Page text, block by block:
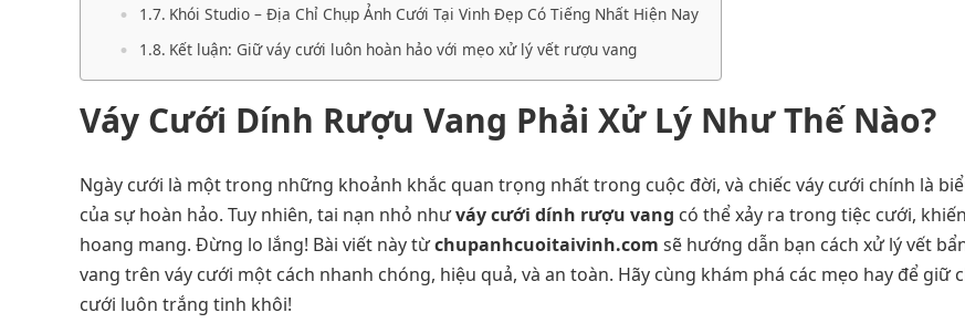
Khói Studio – Địa Chỉ Chụp Ảnh Cưới Tại Vinh Đẹp Có Tiếng Nhất Hiện Nay
Kết luận: Giữ váy cưới luôn hoàn hảo với mẹo xử lý vết rượu vang
Váy Cưới Dính Rượu Vang Phải Xử Lý Như Thế Nào?
Ngày cưới là một trong những khoảnh khắc quan trọng nhất trong cuộc đời, và chiếc váy cưới chính là
của sự hoàn hảo. Tuy nhiên, tai nạn nhỏ nhưváy cưới dính rượu vang có thể xảy ra trong tiệc cưới,
hoang mang. Đừng lo lắng! Bài viết này từchupanhcuoitaivinh.com sẽ hướng dẫn bạn cách xử lý vết
vang trên váy cưới một cách nhanh chóng, hiệu quả, và an toàn. Hãy cùng khám phá các mẹo hay để giữ
cưới luôn trắng tinh khôi!